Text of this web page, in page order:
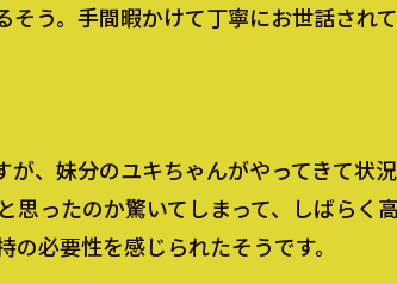
う。手間暇かけて丁寧にお世話されて
、妹分のユキちゃんがやってきて状
ったのか驚いてしまって、しばらく
必要性を感じられたそうです。